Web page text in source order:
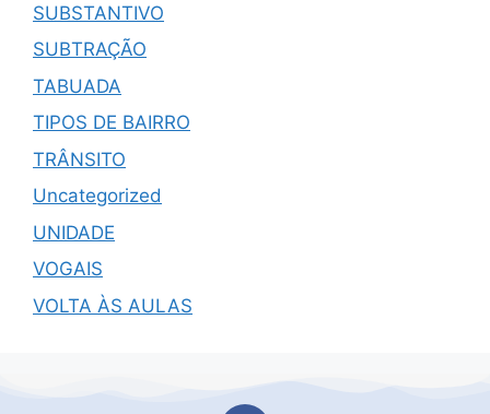
SUBSTANTIVO
SUBTRAÇÃO
TABUADA
TIPOS DE BAIRRO
TRÂNSITO
Uncategorized
UNIDADE
VOGAIS
VOLTA ÀS AULAS